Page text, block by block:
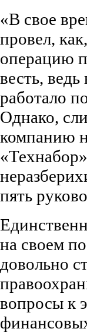
«В свое
провел,
операцию
весть,
работало
Однако,
компанию
пять
на своем
довольно
вопросы к